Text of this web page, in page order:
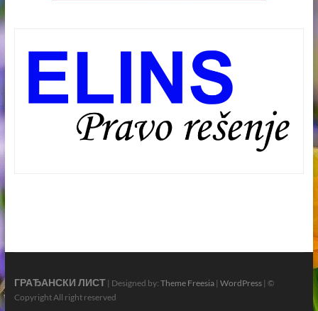
ГРАЂАНСКИ ЛИСТ| Designed by: Theme Freesia| WordPress| ©
Copyright All right reserved